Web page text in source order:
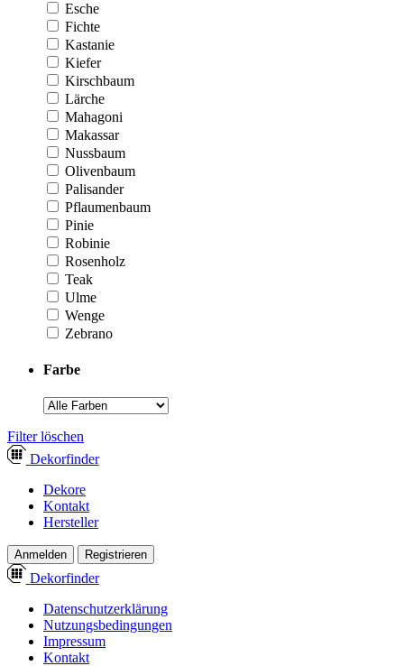
Esche
Fichte
Kastanie
Kiefer
Kirschbaum
Lärche
Mahagoni
Makassar
Nussbaum
Olivenbaum
Palisander
Pflaumenbaum
Pinie
Robinie
Rosenholz
Teak
Ulme
Wenge
Zebrano
Farbe
­Filter löschen
Dekorfinder
Dekore
Kontakt
Hersteller
Anmelden Registrieren
Dekorfinder
Datenschutzerklärung
Nutzungsbedingungen
Impressum
Kontakt